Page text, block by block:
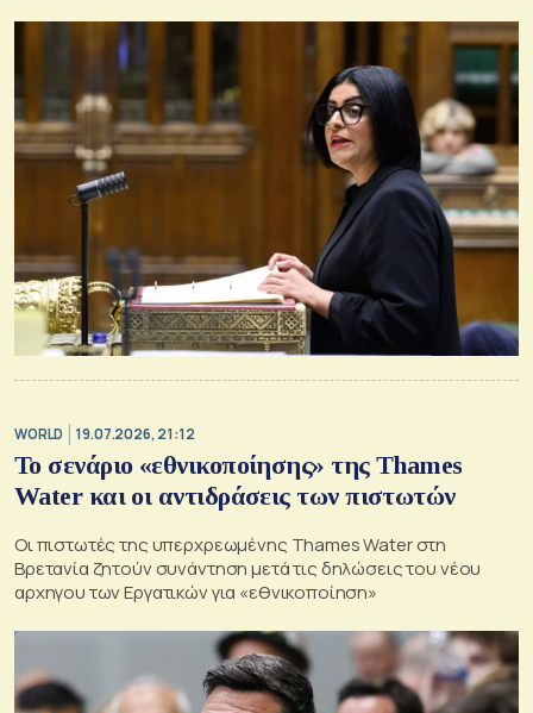
WORLD 19.07.2026, 21:12
Το σενάριο «εθνικοποίησης» της Thames
Water και οι αντιδράσεις των πιστωτών
Οι πιστωτές της υπερχρεωμένης Thames Water στη
Βρετανία ζητούν συνάντηση μετά τις δηλώσεις του νέου
αρχηγου των Εργατικών για «εθνικοποίηση»